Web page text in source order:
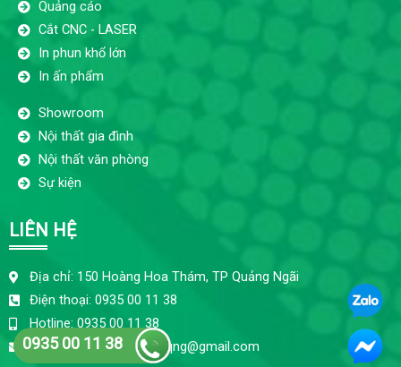
Quảng cáo
Cắt CNC - LASER
In phun khổ lớn
In ấn phẩm
Showroom
Nội thất gia đình
Nội thất văn phòng
Sự kiện
LIÊN HỆ
Địa chỉ: 150 Hoàng Hoa Thám, TP Quảng Ngãi
Điện thoại: 0935 00 11 38
Hotline: 0935 00 11 38
ctyquangcaobaokhang.qng@gmail.com
0935 00 11 38